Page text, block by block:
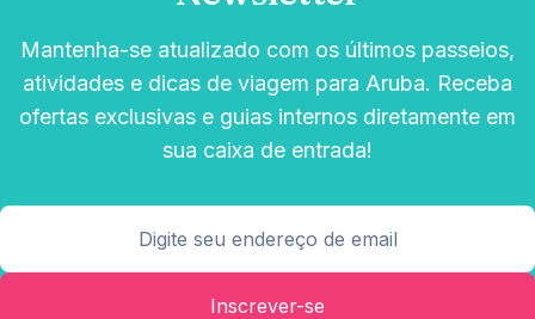
Mantenha-se atualizado com os últimos passeios,
atividades e dicas de viagem para Aruba. Receba
ofertas exclusivas e guias internos diretamente em
sua caixa de entrada!
Inscrever-se